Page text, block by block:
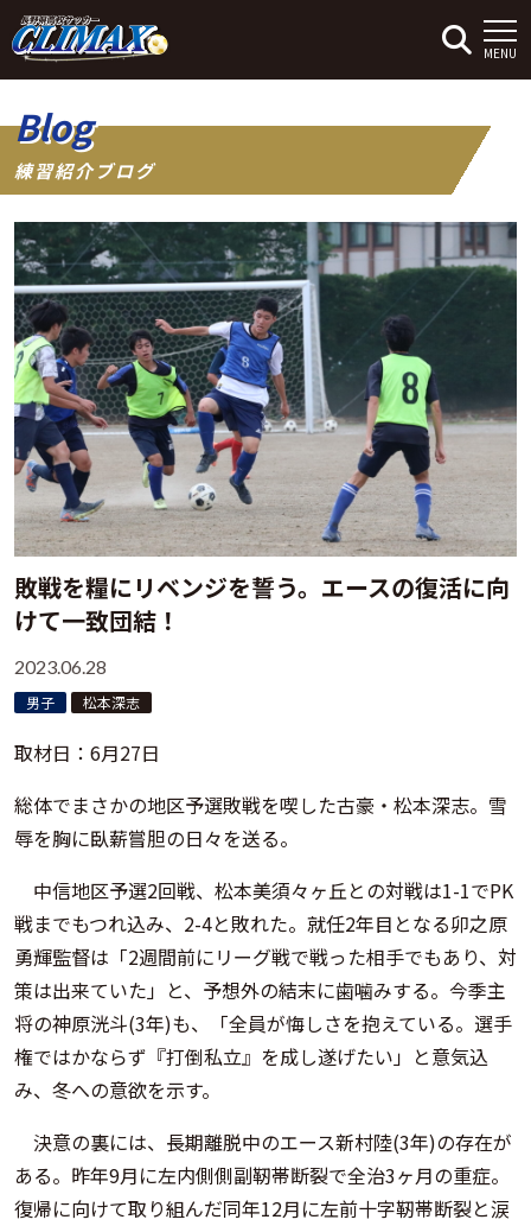
MENU
Blog
練習紹介ブログ
敗戦を糧にリベンジを誓う。エースの復活に向
けて一致団結！
2023.06.28
男子 松本深志
取材日：6月27日
総体でまさかの地区予選敗戦を喫した古豪・松本深志。雪
辱を胸に臥薪嘗胆の日々を送る。
中信地区予選2回戦、松本美須々ヶ丘との対戦は1-1でPK
戦までもつれ込み、2-4と敗れた。就任2年目となる卯之原
勇輝監督は「2週間前にリーグ戦で戦った相手でもあり、対
策は出来ていた」と、予想外の結末に歯噛みする。今季主
将の神原洸斗(3年)も、「全員が悔しさを抱えている。選手
権ではかならず『打倒私立』を成し遂げたい」と意気込
み、冬への意欲を示す。
決意の裏には、長期離脱中のエース新村陸(3年)の存在が
ある。昨年9月に左内側側副靭帯断裂で全治3ヶ月の重症。
復帰に向けて取り組んだ同年12月に左前十字靭帯断裂と涙